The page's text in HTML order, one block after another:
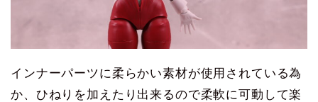
インナーパーツに柔らかい素材が使用されている為
か、ひねりを加えたり出来るので柔軟に可動して楽